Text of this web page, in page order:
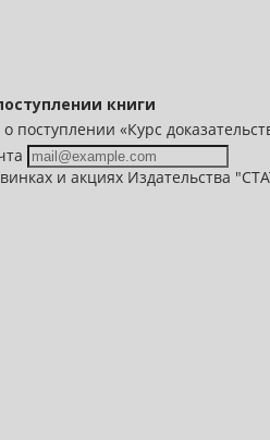
книги
поступлении «Курс
и акциях Издательства